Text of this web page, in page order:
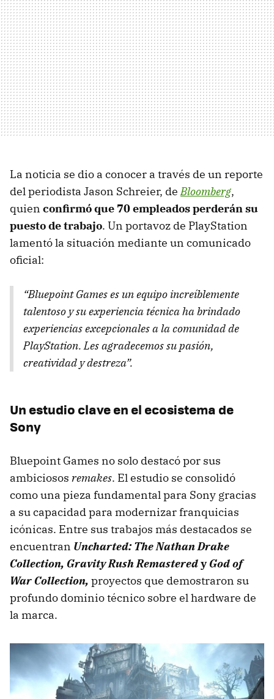
La noticia se dio a conocer a través de un reporte
del periodista Jason Schreier, deBloomberg,
quien confirmó que 70 empleados perderán su
puesto de trabajo. Un portavoz de PlayStation
lamentó la situación mediante un comunicado
oficial:
“Bluepoint Games es un equipo increíblemente
talentoso y su experiencia técnica ha brindado
experiencias excepcionales a la comunidad de
PlayStation. Les agradecemos su pasión,
creatividad y destreza”.
Un estudio clave en el ecosistema de
Sony
Bluepoint Games no solo destacó por sus
ambiciosos remakes. El estudio se consolidó
como una pieza fundamental para Sony gracias
a su capacidad para modernizar franquicias
icónicas. Entre sus trabajos más destacados se
encuentran Uncharted: The Nathan Drake
Collection, Gravity Rush RemasteredyGod of
War Collection, proyectos que demostraron su
profundo dominio técnico sobre el hardware de
la marca.